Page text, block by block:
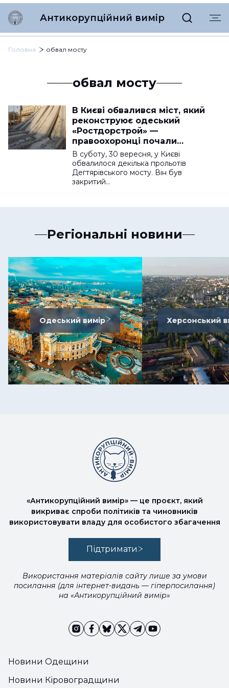
Антикорупційний вимір
Головна обвал мосту
обвал мосту
В Києві обвалився міст, який
реконструює одеський
«Ростдорстрой» —
правоохоронці почали
розслідування
В суботу, 30 вересня, у Києві
обвалилося декілька прольотів
Дегтярівського мосту. Він був
закритий…
Регіональні новини
Одеський вимір Херсонський
Новини Одещини
Новини Кіровоградщини
«Антикорупційний вимір» — це проєкт, який
викриває спроби політиків та чиновників
використовувати владу для особистого збагачення
Підтримати
Використання матеріалів сайту лише за умови
посилання (для інтернет-видань — гіперпосилання)
на «Антикорупційний вимір»